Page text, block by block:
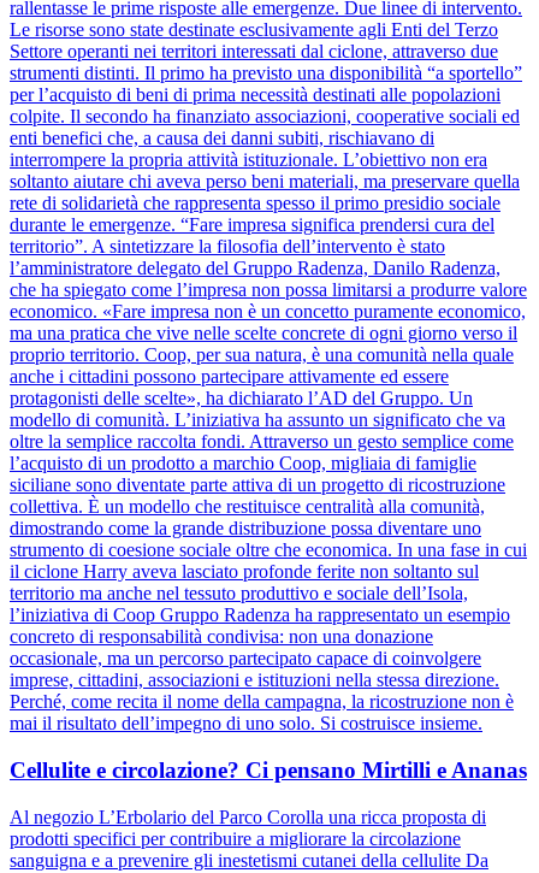
rallentasse le prime risposte alle emergenze. Due linee di intervento.
Le risorse sono state destinate esclusivamente agli Enti del Terzo
Settore operanti nei territori interessati dal ciclone, attraverso due
strumenti distinti. Il primo ha previsto una disponibilità “a sportello”
per l’acquisto di beni di prima necessità destinati alle popolazioni
colpite. Il secondo ha finanziato associazioni, cooperative sociali ed
enti benefici che, a causa dei danni subiti, rischiavano di
interrompere la propria attività istituzionale. L’obiettivo non era
soltanto aiutare chi aveva perso beni materiali, ma preservare quella
rete di solidarietà che rappresenta spesso il primo presidio sociale
durante le emergenze. “Fare impresa significa prendersi cura del
territorio”. A sintetizzare la filosofia dell’intervento è stato
l’amministratore delegato del Gruppo Radenza, Danilo Radenza,
che ha spiegato come l’impresa non possa limitarsi a produrre valore
economico. «Fare impresa non è un concetto puramente economico,
ma una pratica che vive nelle scelte concrete di ogni giorno verso il
proprio territorio. Coop, per sua natura, è una comunità nella quale
anche i cittadini possono partecipare attivamente ed essere
protagonisti delle scelte», ha dichiarato l’AD del Gruppo. Un
modello di comunità. L’iniziativa ha assunto un significato che va
oltre la semplice raccolta fondi. Attraverso un gesto semplice come
l’acquisto di un prodotto a marchio Coop, migliaia di famiglie
siciliane sono diventate parte attiva di un progetto di ricostruzione
collettiva. È un modello che restituisce centralità alla comunità,
dimostrando come la grande distribuzione possa diventare uno
strumento di coesione sociale oltre che economica. In una fase in cui
il ciclone Harry aveva lasciato profonde ferite non soltanto sul
territorio ma anche nel tessuto produttivo e sociale dell’Isola,
l’iniziativa di Coop Gruppo Radenza ha rappresentato un esempio
concreto di responsabilità condivisa: non una donazione
occasionale, ma un percorso partecipato capace di coinvolgere
imprese, cittadini, associazioni e istituzioni nella stessa direzione.
Perché, come recita il nome della campagna, la ricostruzione non è
mai il risultato dell’impegno di uno solo. Si costruisce insieme.
Cellulite e circolazione? Ci pensano Mirtilli e Ananas
Al negozio L’Erbolario del Parco Corolla una ricca proposta di
prodotti specifici per contribuire a migliorare la circolazione
sanguigna e a prevenire gli inestetismi cutanei della cellulite Da